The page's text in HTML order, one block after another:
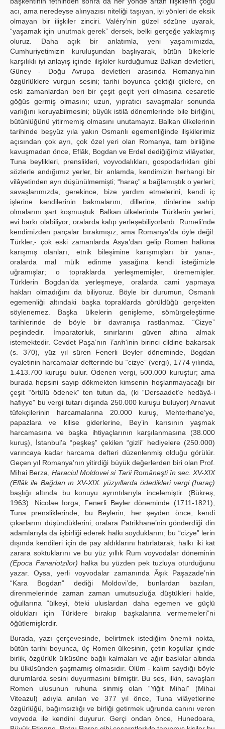
acı, ama neredeyse alınyazısı niteliği taşıyan, iyi yönleri de eksik
olmayan bir ilişkiler zinciri. Valéry’nin güzel sözüne uyarak,
“yaşamak için unutmak gerek” dersek, belki gerçeğe yaklaşmış
oluruz. Daha açık bir anlatımla, yeni yaşamımızda,
Cumhuriyetimizin kuruluşundan başlıyarak, bütün ülkelerle
karşılıklı iyi anlayış içinde ilişkiler kurduğumuz Balkan devletleri,
Güney - Doğu Avrupa devletleri arasında Romanya’nın
özgürlüklere vurgun sesini; tarihi boyunca çektiği çilelere, en
eski zamanlardan beri bir çeşit geçit yeri olmasına cesaretle
göğüs germiş olmasını; uzun, yıpratıcı savaşmalar sonunda
varlığını koruyabilmesini; büyük istilâ dönemlerinde bile birliğini,
bütünlüğünü yitirmemiş olmasını unutamayız. Balkan ülkelerinin
tarihinde beşyüz yıla yakın Osmanlı egemenliğinde ilişkilerimiz
açısından çok ayrı, çok özel yeri olan Romanya, tam birliğine
kavuşmadan önce, Eflâk, Bogdan ve Erdel dediğiğimiz vilâyetler,
Tuna beylikleri, prenslikleri, voyvodalıkları, gospodarlıkları gibi
sözlerle andığımız yerler, bir anlamda, kendimizin herhangi bir
vilâyetinden ayrı düşünülmemişti; “haraç” a bağlamıştık o yerleri;
savaşlarımızda, gerekince, bize yardım etmelerini, kendi iç
işlerine kendilerinin bakmalarını, dillerine, dinlerine sahip
olmalarını şart koşmuştuk. Balkan ülkelerinde Türklerin yerleri,
evi barkı olabiliyor; oralarda kalıp yerleşebiliyorlardı. Rumeli’nde
kendimizden parçalar bırakmışız, ama Romanya’da öyle değil:
Türkler,- çok eski zamanlarda Asya’dan gelip Romen halkına
karışmış olanları, etnik bileşimine karışmışları bir yana-,
oralarda mal mülk edinme yasağına kendi isteğimizle
uğramışlar; o topraklarda yerleşmemişler, ürememişler.
Türklerin Bogdan’da yerleşmeye, oralarda cami yapmaya
hakları olmadığını da biliyoruz. Böyle bir durumun, Osmanlı
egemenliği altındaki başka topraklarda görüldüğü gerçekten
söylenemez. Başka ülkelerin genişleme, sömürgeleştirme
tarihlerinde de böyle bir davranışa rastlanmaz. “Cizye”
peşindedir. İmparatorluk, sınırlarını güven altına almak
istemektedir. Cevdet Paşa’nın Tarih'inin birinci cildine bakarsak
(s. 370), yüz yıl süren Fenerli Beyler döneminde, Bogdan
eyaletinin harcamalar defterinde bu “cizye” (vergi), 1774 yılında,
1.413.700 kuruşu bulur. Ödenen vergi, 500.000 kuruştur; ama
burada hepsini sayıp dökmekten kimsenin hoşlanmayacağı bir
çeşit “örtülü ödenek” ten tutun da, (ki “Dersaadet’e hedâyâ-i
hafiyye” bu vergi tutarı dışında 250.000 kuruşu buluyor) Arnavut
tüfekçilerinin harcamalarına 20.000 kuruş, Mehterhane’ye,
papazlara ve kilise giderlerine, Bey’in karısının yaşmak
harcamasına ve başka ihtiyaçlarının karşılanmasına (38.000
kuruş), İstanbul’a “peşkeş” çekilen “gizli” hediyelere (250.000)
varıncaya kadar harcama defteri düzenlenmiş olduğu görülür.
Geçen yıl Romanya’nın yitirdiği büyük değerlerden biri olan Prof.
Mihai Berza,Haraciul Moldovei si Tarii Româneşti în sec. XV-XIX
(Eflâk ile Bağdan ın XV-XIX. yüzyıllarda ödedikleri vergi (haraç)
başlığı altında bu konuyu ayrıntılarıyla incelemiştir. (Bükreş,
1963). Nicolae Iorga, Fenerli Beyler döneminde (1711-1821),
Tuna prensliklerinde, bu Beylerin, her şeyden önce, kendi
çıkarlarını düşündüklerini; oralara Patrikhane’nin gönderdiği din
adamlarıyla da işbirliği ederek halkı soyduklarını; bu “cizye” lerin
dışında kendileri için de pay aldıklarını hatırlatarak, halkı iki kat
zarara soktuklarını ve bu yüz yıllık Rum voyvodalar döneminin
(Epoca Fanariotzilor) halka bu yüzden pek tuzluya oturduğunu
yazar. Oysa, yerli voyvodalar zamanında Âşık Paşazade’nin
“Kara Bogdan” dediği Moldovi’de, bunlardan bazıları,
direnmelerinde zaman zaman umutsuzluğa düştükleri halde,
oğullarına “ülkeyi, öteki uluslardan daha egemen ve güçlü
oldukları için Türklere bırakıp başkalarına vermemeleri”ni
öğütlemişlcrdir.
Burada, yazı çerçevesinde, belirtmek istediğim önemli nokta,
bütün tarihi boyunca, üç Romen ülkesinin, çetin koşullar içinde
birlik, özgürlük ülküsüne bağlı kalmaları ve ağır baskılar altında
bu ülküsünden şaşmamış olmasıdır. Ölüm - kalım saydığı böyle
durumlarda sesini duyurmasını bilmiştir. Bu ses, ilkin, savaşları
Romen ulusunun ruhuna sinmiş olan “Yiğit Mihai” (Mihai
Viteazul) adıyla anılan ve 377 yıl önce, Tuna vilâyetlerine
özgürlüğü, bağımsızlığı ve birliği getirmek uğrunda canını veren
voyvoda ile kendini duyurur. Gerçi ondan önce, Hunedoara,